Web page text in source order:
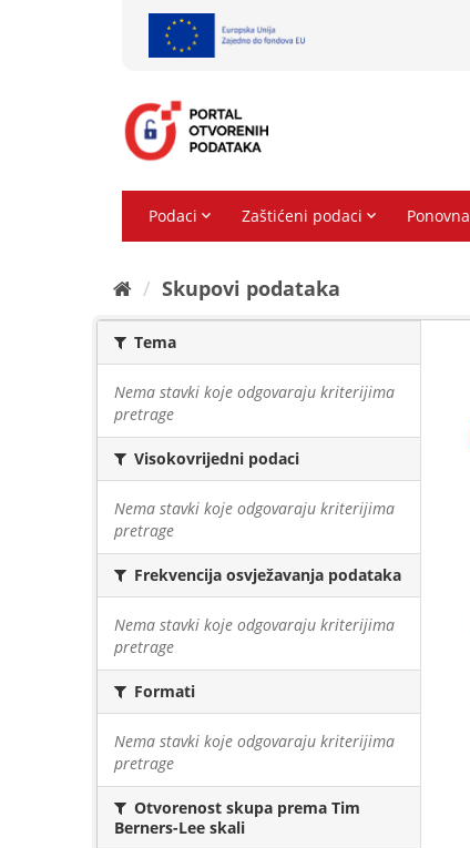
Skupovi podаtаkа
Tema
Nema stavki koje odgovaraju kriterijima
pretrage
Visokovrijedni podaci
Nema stavki koje odgovaraju kriterijima
pretrage
Frekvencija osvježavanja podataka
Nema stavki koje odgovaraju kriterijima
pretrage
Formati
Nema stavki koje odgovaraju kriterijima
pretrage
Otvorenost skupa prema Tim
Berners-Lee skali